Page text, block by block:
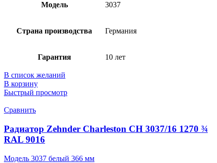
Модель 3037
Страна производства Германия
Гарантия 10 лет
В список желаний
В корзину
Быстрый просмотр
Сравнить
Радиатор Zehnder Charleston CH 3037/16 1270 ¾
RAL 9016
Модель 3037 белый 366 мм